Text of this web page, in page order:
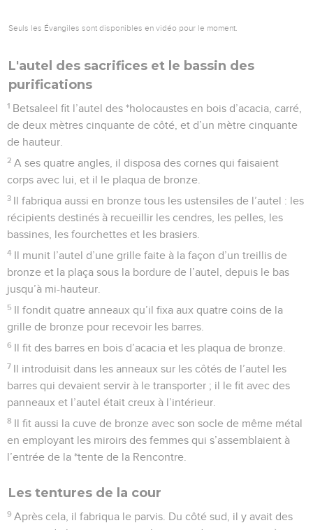
Seuls les Évangiles sont disponibles en vidéo pour le moment.
L'autel des sacrifices et le bassin des
purifications
1 Betsaleel fit l’autel des *holocaustes en bois d’acacia, carré,
de deux mètres cinquante de côté, et d’un mètre cinquante
de hauteur.
2 A ses quatre angles, il disposa des cornes qui faisaient
corps avec lui, et il le plaqua de bronze.
3 Il fabriqua aussi en bronze tous les ustensiles de l’autel : les
récipients destinés à recueillir les cendres, les pelles, les
bassines, les fourchettes et les brasiers.
4 Il munit l’autel d’une grille faite à la façon d’un treillis de
bronze et la plaça sous la bordure de l’autel, depuis le bas
jusqu’à mi-hauteur.
5 Il fondit quatre anneaux qu’il fixa aux quatre coins de la
grille de bronze pour recevoir les barres.
6 Il fit des barres en bois d’acacia et les plaqua de bronze.
7 Il introduisit dans les anneaux sur les côtés de l’autel les
barres qui devaient servir à le transporter ; il le fit avec des
panneaux et l’autel était creux à l’intérieur.
8 Il fit aussi la cuve de bronze avec son socle de même métal
en employant les miroirs des femmes qui s’assemblaient à
l’entrée de la *tente de la Rencontre.
Les tentures de la cour
9 Après cela, il fabriqua le parvis. Du côté sud, il y avait des